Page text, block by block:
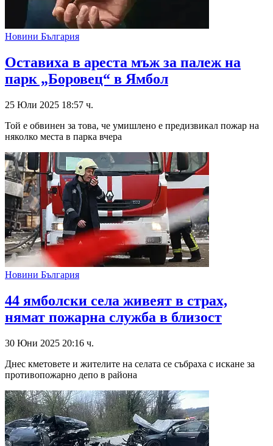
Новини България
Оставиха в ареста мъж за палеж на
парк „Боровец“ в Ямбол
25 Юли 2025 18:57 ч.
Той е обвинен за това, че умишлено е предизвикал пожар на
няколко места в парка вчера
Новини България
44 ямболски села живеят в страх,
нямат пожарна служба в близост
30 Юни 2025 20:16 ч.
Днес кметовете и жителите на селата се събраха с искане за
противопожарно депо в района